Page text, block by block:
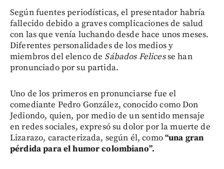
Según fuentes periodísticas, el presentador habría
fallecido debido a graves complicaciones de salud
con las que venía luchando desde hace unos meses.
Diferentes personalidades de los medios y
miembros del elenco de Sábados Felicesse han
pronunciado por su partida.
Uno de los primeros en pronunciarse fue el
comediante Pedro González, conocido como Don
Jediondo, quien, por medio de un sentido mensaje
en redes sociales, expresó su dolor por la muerte de
Lizarazo, caracterizada, según él, como“una gran
pérdida para el humor colombiano”.